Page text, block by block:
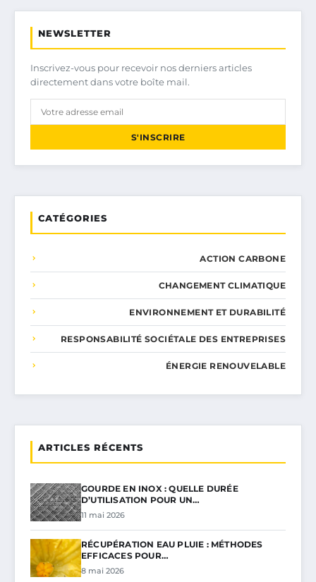
NEWSLETTER
Inscrivez-vous pour recevoir nos derniers articles
directement dans votre boîte mail.
S'INSCRIRE
CATÉGORIES
ACTION CARBONE
CHANGEMENT CLIMATIQUE
ENVIRONNEMENT ET DURABILITÉ
RESPONSABILITÉ SOCIÉTALE DES ENTREPRISES
ÉNERGIE RENOUVELABLE
ARTICLES RÉCENTS
GOURDE EN INOX : QUELLE DURÉE
D’UTILISATION POUR UN…
11 mai 2026
RÉCUPÉRATION EAU PLUIE : MÉTHODES
EFFICACES POUR…
8 mai 2026